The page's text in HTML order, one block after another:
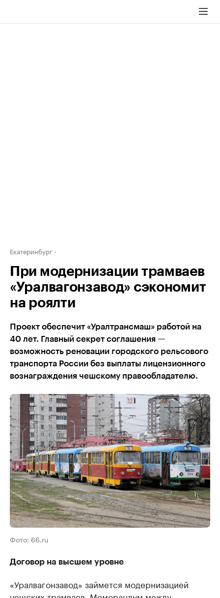
Екатеринбург
При модернизации трамваев
«Уралвагонзавод» сэкономит
на роялти
Проект обеспечит «Уралтрансмаш» работой на
40 лет. Главный секрет соглашения —
возможность реновации городского рельсового
транспорта России без выплаты лицензионного
вознаграждения чешскому правообладателю.
Фото: 66.ru
Договор на высшем уровне
«Уралвагонзавод» займется модернизацией